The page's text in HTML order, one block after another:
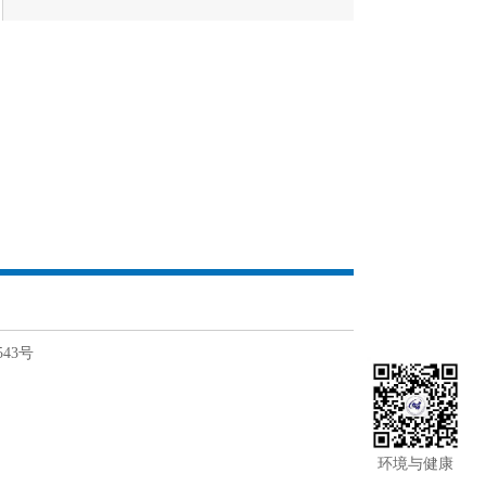
号
环境与健康